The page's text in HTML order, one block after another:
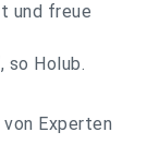
und freue
so Holub.
Experten